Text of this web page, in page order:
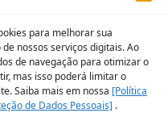
para melhorar sua
nossos serviços digitais. Ao
de navegação para otimizar o
mas isso poderá limitar o
Saiba mais em nossa [Política
de Dados Pessoais] .